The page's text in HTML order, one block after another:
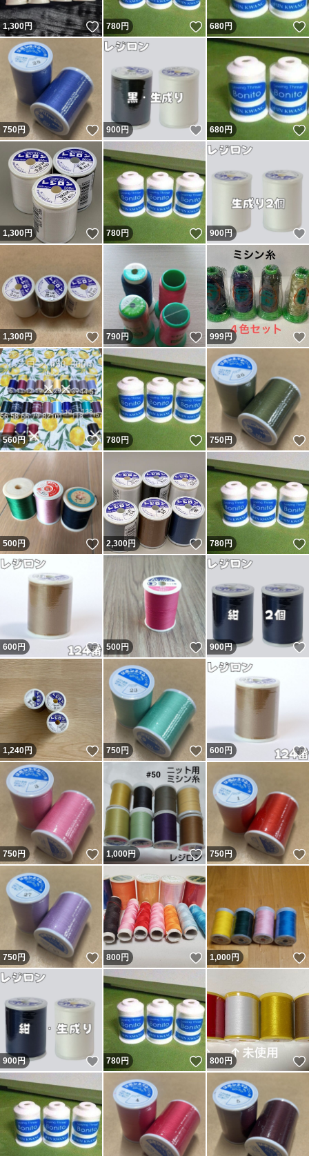
1,300円 いいね！
780円 いいね！
680円
750円 いいね！
900円 いいね！
680円
1,300円 いいね！
780円 いいね！
900円
1,300円 いいね！
790円 いいね！
999円
560円 いいね！
780円 いいね！
750円
500円 いいね！
2,300円 いいね！
780円
600 円 いいね！
500円 いいね！
900円
1,240円 いいね！
750円 いいね！
600 円
750円 いいね！
1,000円 いいね！
750円
750円 いいね！
800円 いいね！
1,000円
900円 いいね！
780円 いいね！
800円